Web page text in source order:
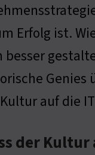
Erfolg ist.
Genies
auf die
der Kultur